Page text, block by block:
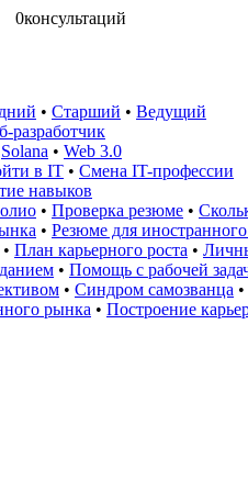
0консультаций
• Старший • Ведущий
разработчик
Solana • Web 3.0
в IT • Смена IT-профессии
навыков
• Проверка резюме •
• Резюме для
• План карьерного роста •
• Помощь с рабочей
• Синдром самозванца •
рынка • Построение